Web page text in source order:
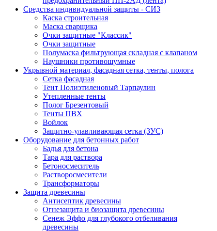
Средства индивидуальной защиты - СИЗ
Каска строительная
Маска сварщика
Очки защитные "Классик"
Очки защитные
Полумаска фильтрующая складная с клапаном
Наушники противошумные
Укрывной материал, фасадная сетка, тенты, полога
Сетка фасадная
Тент Полиэтиленовый Тарпаулин
Утепленные тенты
Полог Брезентовый
Тенты ПВХ
Войлок
Защитно-улавливающая сетка (ЗУС)
Оборудование для бетонных работ
Бадья для бетона
Тара для раствора
Бетоносмеситель
Растворосмесители
Трансформаторы
Защита древесины
Антисептик древесины
Огнезащита и биозащита древесины
Сенеж Эффо для глубокого отбеливания
древесины